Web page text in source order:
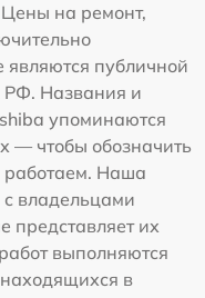
Цены на ремонт,
являются публичной
РФ. Названия и
упоминаются
— чтобы обозначить
работаем. Наша
владельцами
представляет их
выполняются
в